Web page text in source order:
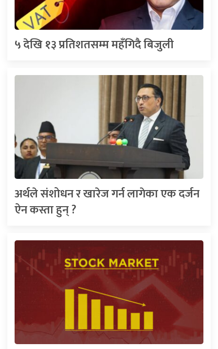
५ देखि १३ प्रतिशतसम्म महँगिदै बिजुली
अर्थले संशोधन र खारेज गर्न लागेका एक दर्जन
ऐन कस्ता हुन् ?